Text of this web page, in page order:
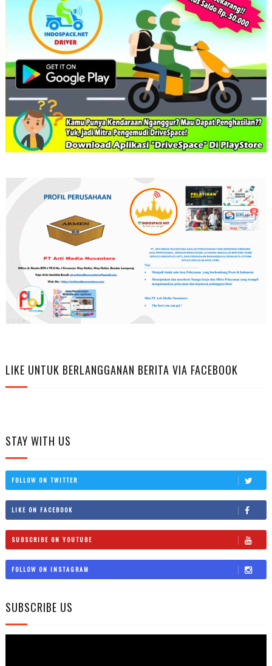
LIKE UNTUK BERLANGGANAN BERITA VIA FACEBOOK
STAY WITH US
FOLLOW ON TWITTER
LIKE ON FACEBOOK
SUBSCRIBE ON YOUTUBE
FOLLOW ON INSTAGRAM
SUBSCRIBE US